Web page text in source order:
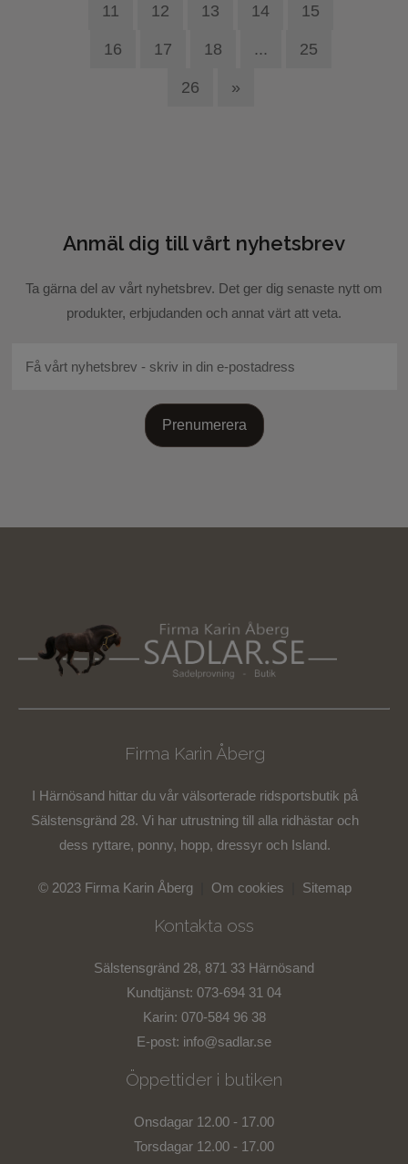
11 12 13 14 15
16 17 18 ... 25
26 »
Anmäl dig till vårt nyhetsbrev
Ta gärna del av vårt nyhetsbrev. Det ger dig senaste nytt om
produkter, erbjudanden och annat värt att veta.
Prenumerera
Firma Karin Åberg
I Härnösand hittar du vår välsorterade ridsportsbutik på
Sälstensgränd 28. Vi har utrustning till alla ridhästar och
dess ryttare, ponny, hopp, dressyr och Island.
© 2023 Firma Karin Åberg Om cookies Sitemap
Kontakta oss
Sälstensgränd 28, 871 33 Härnösand
Kundtjänst: 073-694 31 04
Karin: 070-584 96 38
E-post: info@sadlar.se
Öppettider i butiken
Onsdagar 12.00 - 17.00
Torsdagar 12.00 - 17.00